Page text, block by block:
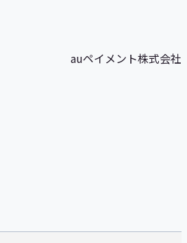
auペイメント株式会社